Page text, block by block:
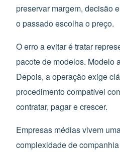
preservar margem, decisão
o passado escolha o preço.
O erro a evitar é tratar
pacote de modelos. Modelo
Depois, a operação exige
procedimento compatível
contratar, pagar e crescer.
Empresas médias vivem
complexidade de